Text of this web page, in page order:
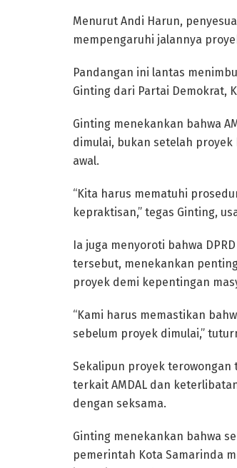
Menurut Andi Harun,
mempengaruhi jalannya
Pandangan ini lantas
Ginting dari Partai Demokrat,
Ginting menekankan bahwa
dimulai, bukan setelah proyek
awal.
“Kita harus mematuhi
kepraktisan,” tegas Ginting,
Ia juga menyoroti bahwa
tersebut, menekankan
proyek demi kepentingan
“Kami harus memastikan
sebelum proyek dimulai,”
Sekalipun proyek
terkait AMDAL dan
dengan seksama.
Ginting menekankan bahwa
pemerintah Kota Samarinda